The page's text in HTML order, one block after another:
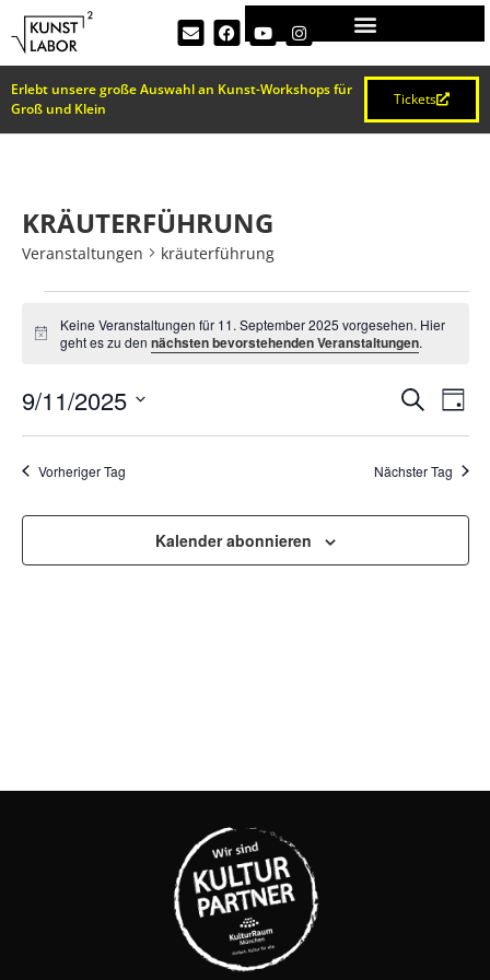
Erlebt unsere große Auswahl an Kunst-Workshops für
Groß und Klein
Tickets
KRÄUTERFÜHRUNG
Veranstaltungen kräuterführung
Hinweis
Keine Veranstaltungen für 11. September 2025 vorgesehen. Hier
geht es zu dennächsten bevorstehenden Veranstaltungen.
UND
SucheTag
9/11/2025
wählen.
Vorheriger Tag Nächster Tag
Kalender abonnieren